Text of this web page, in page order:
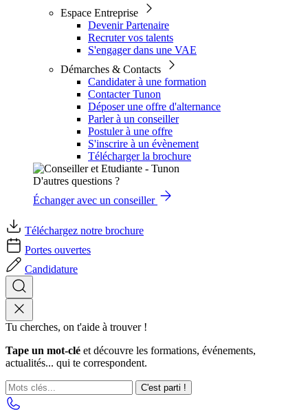
Espace Entreprise
Devenir Partenaire
Recruter vos talents
S'engager dans une VAE
Démarches & Contacts
Candidater à une formation
Contacter Tunon
Déposer une offre d'alternance
Parler à un conseiller
Postuler à une offre
S'inscrire à un évènement
Télécharger la brochure
D'autres questions ?
Échanger avec un conseiller
Téléchargez notre brochure
Portes ouvertes
Candidature
Tu cherches, on t'aide à trouver !
Tape un mot-clé et découvre les formations, événements,
actualités... qui te correspondent.
C'est parti !